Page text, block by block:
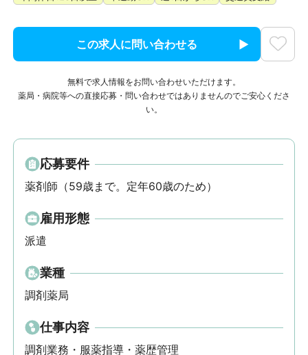
この求人に問い合わせる
無料で求人情報をお問い合わせいただけます。
薬局・病院等への直接応募・問い合わせではありませんのでご安心くださ
い。
応募要件
薬剤師（59歳まで。定年60歳のため）
雇用形態
派遣
業種
調剤薬局
仕事内容
調剤業務・服薬指導・薬歴管理